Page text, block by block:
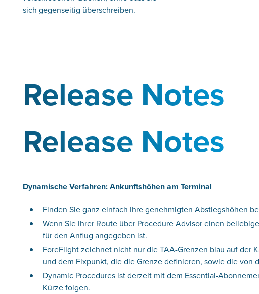
sich gegenseitig überschreiben.
Release Notes
Release Notes
Dynamische Verfahren: Ankunftshöhen am Terminal
Finden Sie ganz einfach Ihre genehmigten Abstiegshöhen
Wenn Sie Ihrer Route über Procedure Advisor einen
für den Anflug angegeben ist.
ForeFlight zeichnet nicht nur die TAA-Grenzen blau auf der
und dem Fixpunkt, die die Grenze definieren, sowie die von
Dynamic Procedures ist derzeit mit dem Essential-
Kürze folgen.